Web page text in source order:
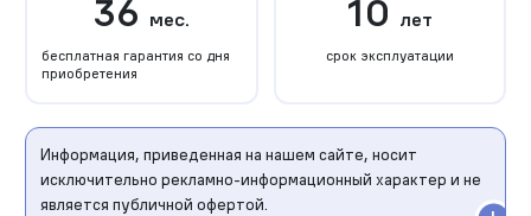
36 мес.
бесплатная гарантия со дня
приобретения
10 лет
срок эксплуатации
Информация, приведенная на нашем сайте, носит
исключительно рекламно-информационный характер и не
является публичной офертой.